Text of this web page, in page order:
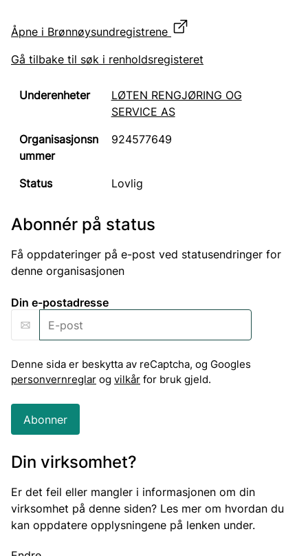
Åpne i Brønnøysundregistrene
Gå tilbake til søk i renholdsregisteret
LØTEN RENGJØRING OG
SERVICE AS
924577649
Lovlig
Abonnér på status
Få oppdateringer på e-post ved statusendringer for
denne organisasjonen
Din e-postadresse
Denne sida er beskytta av reCaptcha, og Googles
personvernreglar og vilkår for bruk gjeld.
Abonner
Din virksomhet?
Er det feil eller mangler i informasjonen om din
virksomhet på denne siden? Les mer om hvordan du
kan oppdatere opplysningene på lenken under.